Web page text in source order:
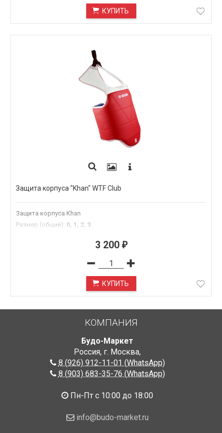
КУПИТЬ
Защита корпуса "Khan" WTF Club
Защита корпуса Khan
Размер (общий): 0, 1, 2, 3
3 200 ₽
КУПИТЬ
КОМПАНИЯ
Будо-Маркет
Россия, г. Москва,
8 (926) 912-11-01 (WhatsApp)
8 (903) 683-35-76 (WhatsApp)
Пн-Пт с 10:00 до 18:00
info@budo-market.ru